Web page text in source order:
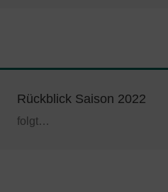
Rückblick Saison 2022
folgt…